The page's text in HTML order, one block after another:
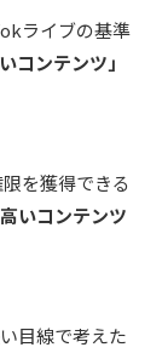
ライブの基準
コンテンツ」
を獲得できる
いコンテンツ
目線で考えた